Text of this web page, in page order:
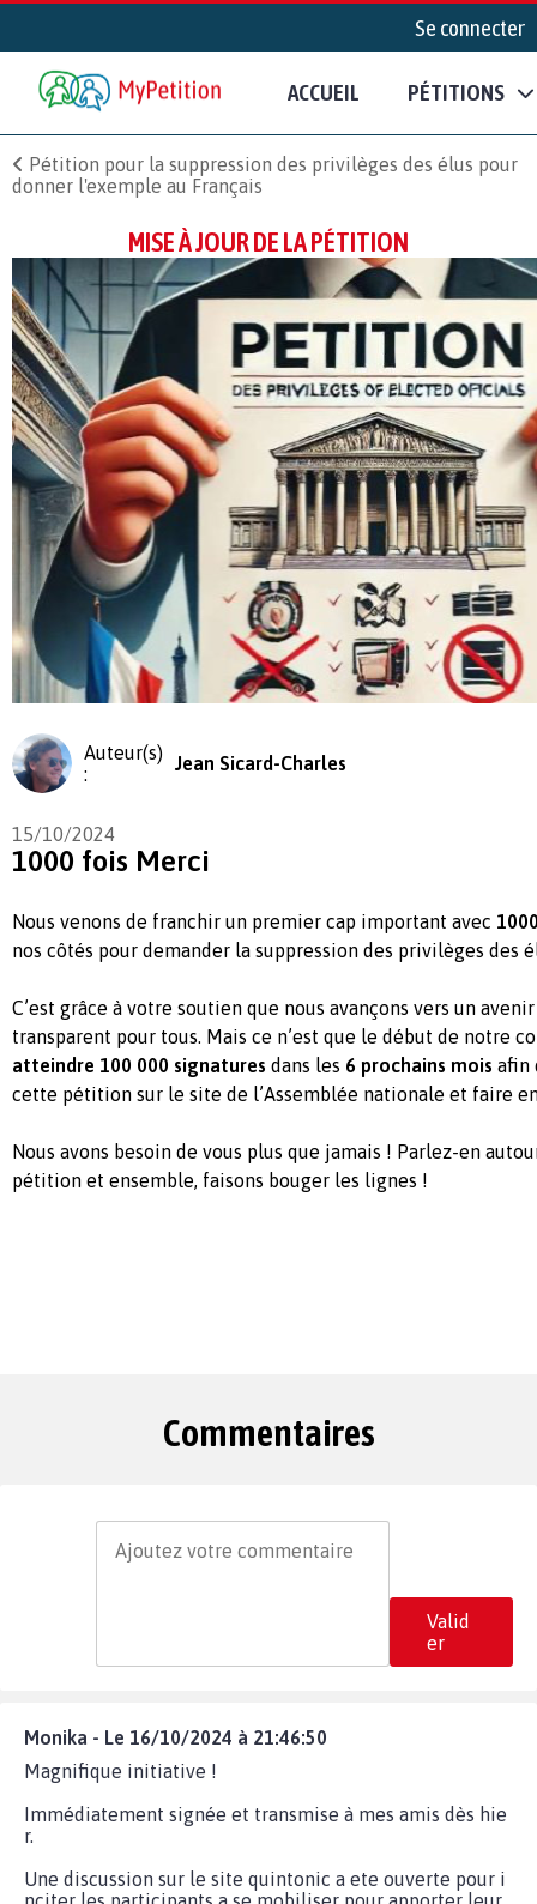
Se connecter
ACCUEIL PÉTITIONS
Pétition pour la suppression des privilèges des élus pour
donner l'exemple au Français
MISE À JOUR DE LA PÉTITION
Auteur(s)
:
Jean Sicard-Charles
15/10/2024
1000 fois Merci
Nous venons de franchir un premier cap important avec
nos côtés pour demander la suppression des privilèges des
C’est grâce à votre soutien que nous avançons vers un
transparent pour tous. Mais ce n’est que le début de notre
atteindre 100 000 signatures dans les 6 prochains mois afin
cette pétition sur le site de l’Assemblée nationale et faire
Nous avons besoin de vous plus que jamais ! Parlez-en
pétition et ensemble, faisons bouger les lignes !
Commentaires
Valid
er
Monika - Le 16/10/2024 à 21:46:50
Magnifique initiative !
Immédiatement signée et transmise à mes amis dès hie
r.
Une discussion sur le site quintonic a ete ouverte pour i